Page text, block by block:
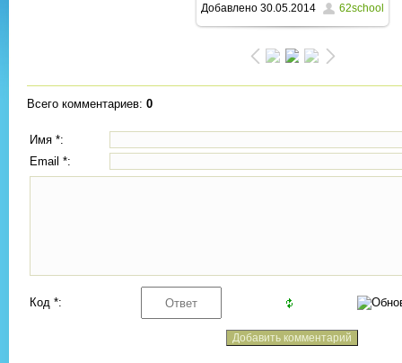
1600x1200/ 342.0Kb
Добавлено30.05.2014 62school
Всего комментариев: 0
Имя *:
Email *:
Код *: